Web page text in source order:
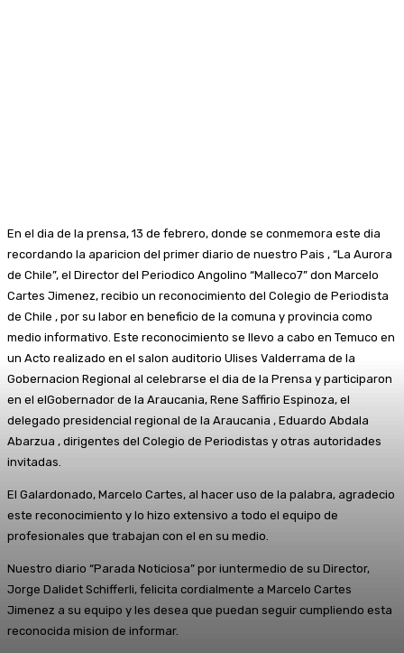
En el dia de la prensa, 13 de febrero, donde se conmemora este dia
recordando la aparicion del primer diario de nuestro Pais , “La Aurora
de Chile”, el Director del Periodico Angolino “Malleco7” don Marcelo
Cartes Jimenez, recibio un reconocimiento del Colegio de Periodista
de Chile , por su labor en beneficio de la comuna y provincia como
medio informativo. Este reconocimiento se llevo a cabo en Temuco en
un Acto realizado en el salon auditorio Ulises Valderrama de la
Gobernacion Regional al celebrarse el dia de la Prensa y participaron
en el elGobernador de la Araucania, Rene Saffirio Espinoza, el
delegado presidencial regional de la Araucania , Eduardo Abdala
Abarzua , dirigentes del Colegio de Periodistas y otras autoridades
invitadas.
El Galardonado, Marcelo Cartes, al hacer uso de la palabra, agradecio
este reconocimiento y lo hizo extensivo a todo el equipo de
profesionales que trabajan con el en su medio.
Nuestro diario “Parada Noticiosa” por iuntermedio de su Director,
Jorge Dalidet Schifferli, felicita cordialmente a Marcelo Cartes
Jimenez a su equipo y les desea que puedan seguir cumpliendo esta
reconocida mision de informar.